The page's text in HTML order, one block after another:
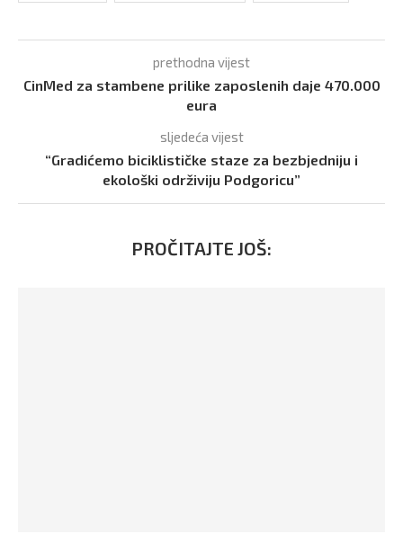
prethodna vijest
CinMed za stambene prilike zaposlenih daje 470.000
eura
sljedeća vijest
“Gradićemo biciklističke staze za bezbjedniju i
ekološki održiviju Podgoricu”
PROČITAJTE JOŠ: